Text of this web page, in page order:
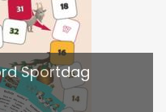
Sportdag